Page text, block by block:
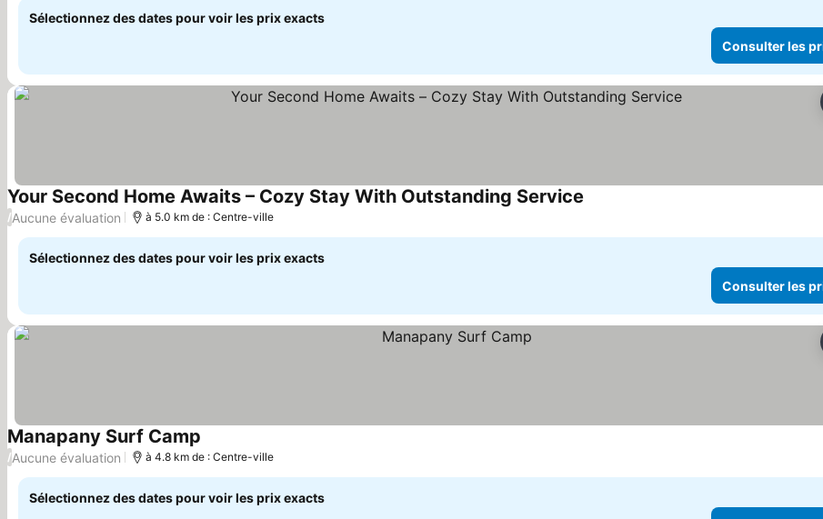
Sélectionnez des dates pour voir les prix exacts
Consulter les
Your Second Home Awaits – Cozy Stay With Outstanding Service
/Aucune évaluation à 5.0 km de : Centre-ville
Sélectionnez des dates pour voir les prix exacts
Consulter les
Manapany Surf Camp
/Aucune évaluation à 4.8 km de : Centre-ville
Sélectionnez des dates pour voir les prix exacts